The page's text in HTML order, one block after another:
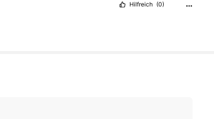
Hilfreich (0)